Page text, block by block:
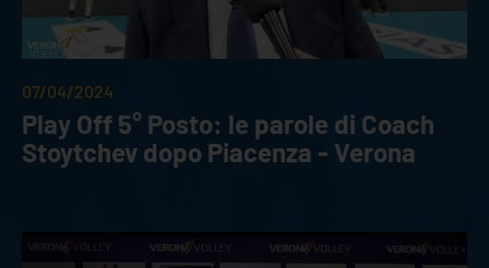
07/04/2024
Play Off 5° Posto: le parole di Coach
Stoytchev dopo Piacenza - Verona